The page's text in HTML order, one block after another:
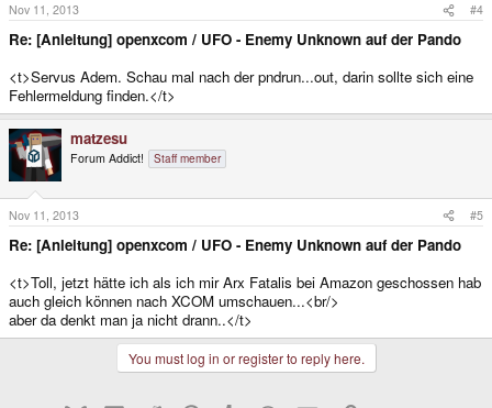
Nov 11, 2013 #4
Re: [Anleitung] openxcom / UFO - Enemy Unknown auf der Pando
<t>Servus Adem. Schau mal nach der pndrun...out, darin sollte sich eine
Fehlermeldung finden.</t>
matzesu
Forum Addict! Staff member
Nov 11, 2013 #5
Re: [Anleitung] openxcom / UFO - Enemy Unknown auf der Pando
<t>Toll, jetzt hätte ich als ich mir Arx Fatalis bei Amazon geschossen hab
auch gleich können nach XCOM umschauen...<br/>
aber da denkt man ja nicht drann..</t>
You must log in or register to reply here.